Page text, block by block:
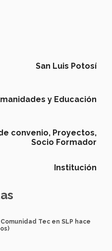
San Luis Potosí
y Educación
convenio, Proyectos,
Socio Formador
Institución
Tec en SLP hace